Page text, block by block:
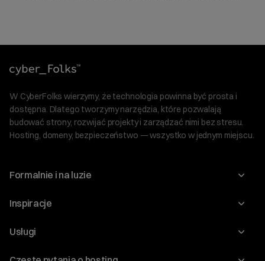
W CyberFolks wierzymy, że technologia powinna być prosta i
dostępna. Dlatego tworzymy narzędzia, które pozwalają
budować strony, rozwijać projekty i zarządzać nimi bez stresu.
Hosting, domeny, bezpieczeństwo — wszystko w jednym miejscu.
Formalnie i na luzie
O nas
Program Korzyści dla Inwestorów
Inspiracje
Blog
Usługi
Domeny